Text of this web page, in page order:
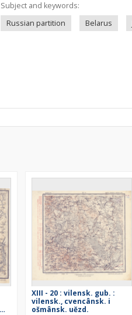
Subject and keywords:
Russian partition
Belarus
XIII - 20 : vilensk. gub. :
vilensk., cvencânsk. i
ošmânsk. uězd.